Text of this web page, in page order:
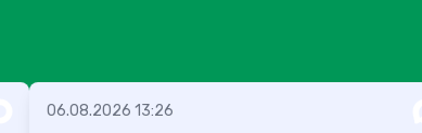
06.08.2026 13:26